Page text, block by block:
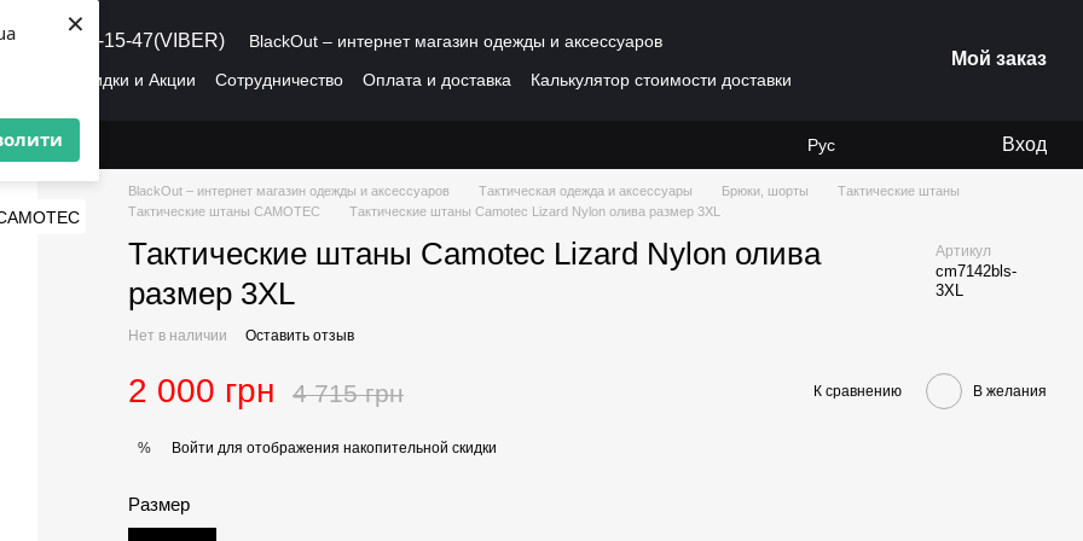
×
(095) 486-15-47(VIBER)
BlackOut – интернет магазин одежды и аксессуаров
Скидки и Акции Сотрудничество Оплата и доставка
Калькулятор стоимости доставки
Мой заказ
Рус Вход
BlackOut – интернет магазин одежды и аксессуаров Тактическая одежда и аксессуары Брюки, шорты
Тактические штаны
Тактические штаны CAMOTEC
Тактические штаны Camotec Lizard Nylon олива размер 3XL
Тактические штаны Camotec Lizard Nylon олива
размер 3XL
Артикул
cm7142bls-
3XL
Нет в наличии Оставить отзыв
2 000 грн 4 715 грн К сравнению В желания
% Войти для отображения накопительной скидки
Размер